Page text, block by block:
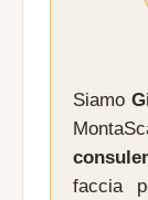
Siamo
faccia